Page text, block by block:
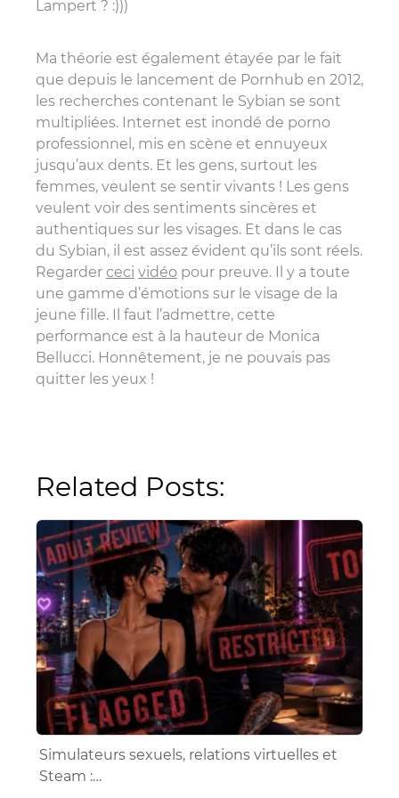
Lampert ? :)))
Ma théorie est également étayée par le fait
que depuis le lancement de Pornhub en 2012,
les recherches contenant le Sybian se sont
multipliées. Internet est inondé de porno
professionnel, mis en scène et ennuyeux
jusqu’aux dents. Et les gens, surtout les
femmes, veulent se sentir vivants ! Les gens
veulent voir des sentiments sincères et
authentiques sur les visages. Et dans le cas
du Sybian, il est assez évident qu’ils sont réels.
Regarder ceci vidéo pour preuve. Il y a toute
une gamme d’émotions sur le visage de la
jeune fille. Il faut l’admettre, cette
performance est à la hauteur de Monica
Bellucci. Honnêtement, je ne pouvais pas
quitter les yeux !
Related Posts:
Simulateurs sexuels, relations virtuelles et
Steam :…